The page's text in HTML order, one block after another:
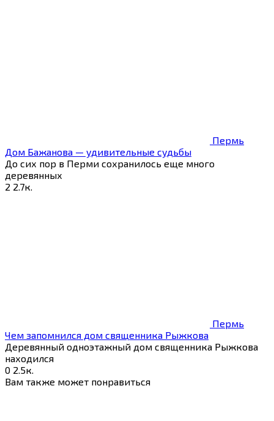
Пермь
Дом Бажанова — удивительные судьбы
До сих пор в Перми сохранилось еще много
деревянных
2 2.7к.
Пермь
Чем запомнился дом священника Рыжкова
Деревянный одноэтажный дом священника Рыжкова
находился
0 2.5к.
Вам также может понравиться